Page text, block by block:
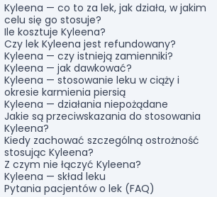
Kyleena — co to za lek, jak działa, w jakim
celu się go stosuje?
Ile kosztuje Kyleena?
Czy lek Kyleena jest refundowany?
Kyleena — czy istnieją zamienniki?
Kyleena — jak dawkować?
Kyleena — stosowanie leku w ciąży i
okresie karmienia piersią
Kyleena — działania niepożądane
Jakie są przeciwskazania do stosowania
Kyleena?
Kiedy zachować szczególną ostrożność
stosując Kyleena?
Z czym nie łączyć Kyleena?
Kyleena — skład leku
Pytania pacjentów o lek (FAQ)